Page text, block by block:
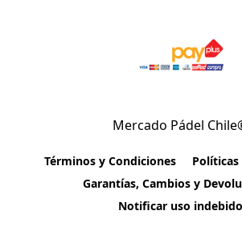
Mercado Pádel
Términos y Condiciones
Políticas
Garantías, Cambios y
Notificar uso indebido